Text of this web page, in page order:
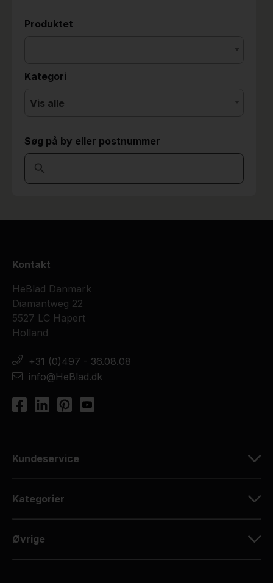
Produktet
Kategori
Vis alle
Søg på by eller postnummer
Kontakt
HeBlad Danmark
Diamantweg 22
5527 LC Hapert
Holland
+31 (0)497 - 36.08.08
info@HeBlad.dk
Kundeservice
Kategorier
Øvrige